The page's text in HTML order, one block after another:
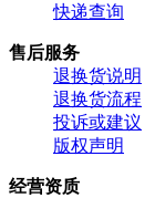
快递查询
售后服务
退换货说明
退换货流程
投诉或建议
版权声明
经营资质